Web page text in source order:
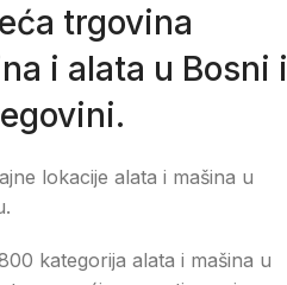
trgovina
i alata u Bosni i
lokacije alata i mašina u
kategorija alata i mašina u